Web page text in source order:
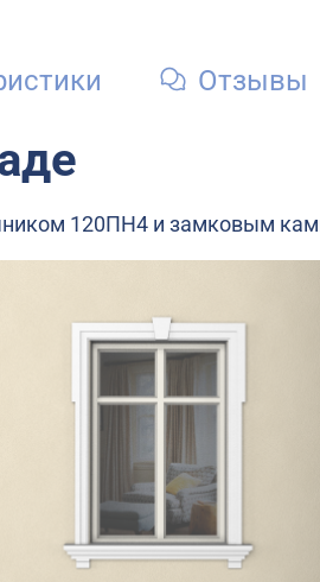
Отзывы
120ПН4 и замковым